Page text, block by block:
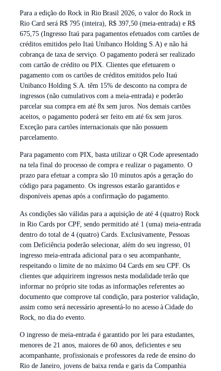
Para a edição do Rock in Rio Brasil 2026, o valor do Rock in
Rio Card será R$ 795 (inteira), R$ 397,50 (meia-entrada) e R$
675,75 (Ingresso Itaú para pagamentos efetuados com cartões de
créditos emitidos pelo Itaú Unibanco Holding S.A) e não há
cobrança de taxa de serviço. O pagamento poderá ser realizado
com cartão de crédito ou PIX. Clientes que efetuarem o
pagamento com os cartões de créditos emitidos pelo Itaú
Unibanco Holding S.A. têm 15% de desconto na compra de
ingressos (não cumulativos com a meia-entrada) e poderão
parcelar sua compra em até 8x sem juros. Nos demais cartões
aceitos, o pagamento poderá ser feito em até 6x sem juros.
Exceção para cartões internacionais que não possuem
parcelamento.
Para pagamento com PIX, basta utilizar o QR Code apresentado
na tela final do processo de compra e realizar o pagamento. O
prazo para efetuar a compra são 10 minutos após a geração do
código para pagamento. Os ingressos estarão garantidos e
disponíveis apenas após a confirmação do pagamento.
As condições são válidas para a aquisição de até 4 (quatro) Rock
in Rio Cards por CPF, sendo permitido até 1 (uma) meia-entrada
dentro do total de 4 (quatro) Cards. Exclusivamente, Pessoas
com Deficiência poderão selecionar, além do seu ingresso, 01
ingresso meia-entrada adicional para o seu acompanhante,
respeitando o limite de no máximo 04 Cards em seu CPF. Os
clientes que adquirirem ingressos nesta modalidade terão que
informar no próprio site todas as informações referentes ao
documento que comprove tal condição, para posterior validação,
assim como será necessário apresentá-lo no acesso à Cidade do
Rock, no dia do evento.
O ingresso de meia-entrada é garantido por lei para estudantes,
menores de 21 anos, maiores de 60 anos, deficientes e seu
acompanhante, profissionais e professores da rede de ensino do
Rio de Janeiro, jovens de baixa renda e garis da Companhia